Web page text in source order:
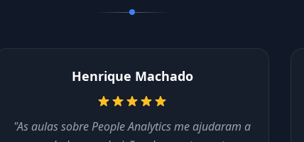
Henrique Machado
"As aulas sobre People Analytics me ajudaram a